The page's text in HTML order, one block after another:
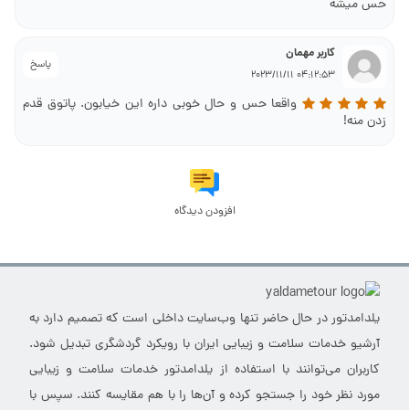
حس میشه
پاسخ
کاربر مهمان
04:12:53 2023/11/11
واقعا حس و حال خوبی داره این خیابون. پاتوق قدم
زدن منه!
افزودن دیدگاه
یلدامدتور در حال حاضر تنها وب‌سایت داخلی است که تصمیم دارد به
آرشیو خدمات سلامت و زیبایی ایران با رویکرد گردشگری تبدیل شود.
کاربران می‌توانند با استفاده از یلدامدتور خدمات سلامت و زیبایی
مورد نظر خود را جستجو کرده و آن‌ها را با هم مقایسه کنند. سپس با